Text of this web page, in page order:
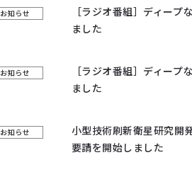
お知らせ
［ラジオ番組］ディー
ました
お知らせ
［ラジオ番組］ディー
ました
お知らせ
小型技術刷新衛星研究開
要請を開始しました